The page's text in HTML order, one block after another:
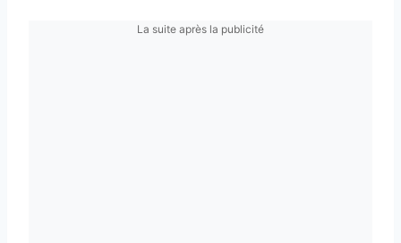
La suite après la publicité